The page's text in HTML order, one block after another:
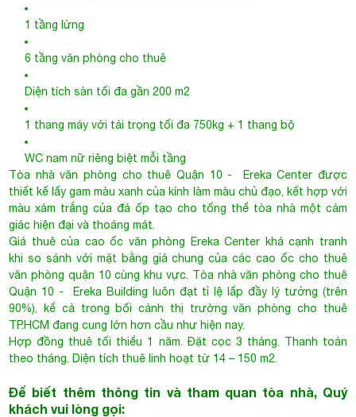
1 tầng lửng
6 tầng văn phòng cho thuê
Diện tích sàn tối đa gần 200 m2
1 thang máy với tải trọng tối đa 750kg + 1 thang bộ
WC nam nữ riêng biệt mỗi tầng
Tòa nhà văn phòng cho thuê Quận 10 - Ereka Center được
thiết kế lấy gam màu xanh của kính làm màu chủ đạo, kết hợp với
màu xám trắng của đá ốp tạo cho tổng thể tòa nhà một cảm
giác hiện đại và thoáng mát.
Giá thuê của cao ốc văn phòng Ereka Center khá cạnh tranh
khi so sánh với mặt bằng giá chung của các cao ốc cho thuê
văn phòng quận 10 cùng khu vực. Tòa nhà văn phòng cho thuê
Quận 10 - Ereka Building luôn đạt tỉ lệ lấp đầy lý tưởng (trên
90%), kể cả trong bối cảnh thị trường văn phòng cho thuê
TP.HCM đang cung lớn hơn cầu như hiện nay.
Hợp đồng thuê tối thiểu 1 năm. Đặt cọc 3 tháng. Thanh toán
theo tháng. Diện tích thuê linh hoạt từ 14 – 150 m2.
Để biết thêm thông tin và tham quan tòa nhà, Quý
khách vui lòng gọi: